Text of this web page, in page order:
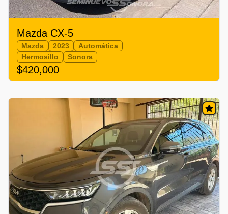
Mazda CX-5
Mazda 2023
Automática
Hermosillo
Sonora
$420,000